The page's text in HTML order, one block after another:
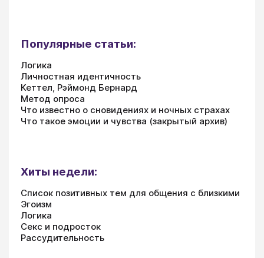
Популярные статьи:
Логика
Личностная идентичность
Кеттел, Рэймонд Бернард
Метод опроса
Что известно о сновидениях и ночных страхах
Что такое эмоции и чувства (закрытый архив)
Хиты недели:
Список позитивных тем для общения с близкими
Эгоизм
Логика
Секс и подросток
Рассудительность